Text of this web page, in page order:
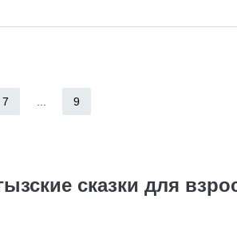
7 9
сказки для